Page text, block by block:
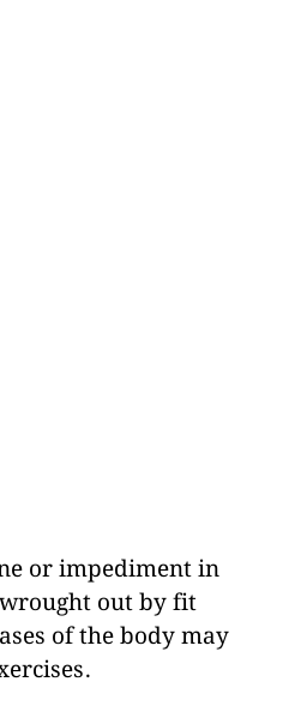
or impediment in
out by fit
of the body may